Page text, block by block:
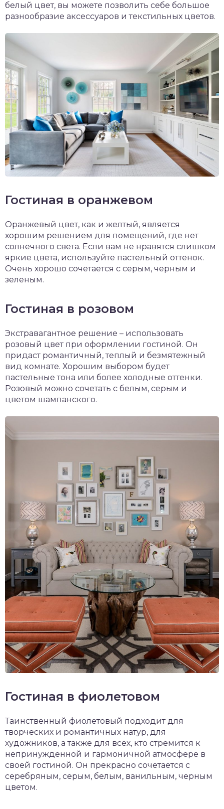
белый цвет, вы можете позволить себе большое
разнообразие аксессуаров и текстильных цветов.
Гостиная в оранжевом
Оранжевый цвет, как и желтый, является
хорошим решением для помещений, где нет
солнечного света. Если вам не нравятся слишком
яркие цвета, используйте пастельный оттенок.
Очень хорошо сочетается с серым, черным и
зеленым.
Гостиная в розовом
Экстравагантное решение – использовать
розовый цвет при оформлении гостиной. Он
придаст романтичный, теплый и безмятежный
вид комнате. Хорошим выбором будет
пастельные тона или более холодные оттенки.
Розовый можно сочетать с белым, серым и
цветом шампанского.
Гостиная в фиолетовом
Таинственный фиолетовый подходит для
творческих и романтичных натур, для
художников, а также для всех, кто стремится к
непринужденной и гармоничной атмосфере в
своей гостиной. Он прекрасно сочетается с
серебряным, серым, белым, ванильным, черным
цветом.